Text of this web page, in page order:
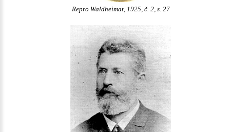
Repro Waldheimat, 1925, č. 2, s. 27